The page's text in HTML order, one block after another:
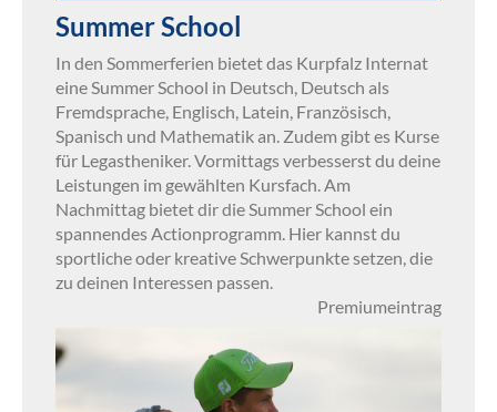
Summer School
In den Sommerferien bietet das Kurpfalz Internat
eine Summer School in Deutsch, Deutsch als
Fremdsprache, Englisch, Latein, Französisch,
Spanisch und Mathematik an. Zudem gibt es Kurse
für Legastheniker. Vormittags verbesserst du deine
Leistungen im gewählten Kursfach. Am
Nachmittag bietet dir die Summer School ein
spannendes Actionprogramm. Hier kannst du
sportliche oder kreative Schwerpunkte setzen, die
zu deinen Interessen passen.
Premiumeintrag